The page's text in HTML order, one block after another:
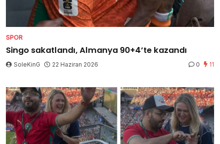
SPOR
Singo sakatlandı, Almanya 90+4’te kazandı
SoleKinG 22 Haziran 2026 0 11